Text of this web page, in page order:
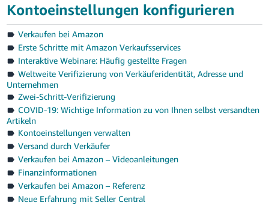
Deutsch
中
文
-
TW
Türk
- TR
Deutsch
- DE
Español
- ES
Anmelden
Kontoeinstellungen konfigurieren
Verkaufen bei Amazon
Erste Schritte mit Amazon Verkaufsservices
Interaktive Webinare: Häufig gestellte Fragen
Weltweite Verifizierung von Verkäuferidentität, Adresse und
Unternehmen
Zwei-Schritt-Verifizierung
COVID-19: Wichtige Information zu von Ihnen selbst versandten
Artikeln
Kontoeinstellungen verwalten
Versand durch Verkäufer
Verkaufen bei Amazon – Videoanleitungen
Finanzinformationen
Verkaufen bei Amazon – Referenz
Neue Erfahrung mit Seller Central